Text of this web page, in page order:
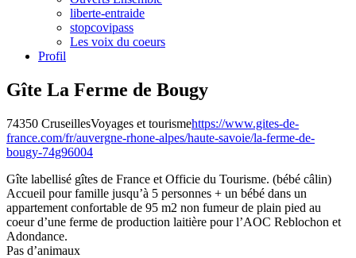
liberte-entraide
stopcovipass
Les voix du coeurs
Profil
Gîte La Ferme de Bougy
74350 CruseillesVoyages et tourismehttps://www.gites-de-
france.com/fr/auvergne-rhone-alpes/haute-savoie/la-ferme-de-
bougy-74g96004
Gîte labellisé gîtes de France et Officie du Tourisme. (bébé câlin)
Accueil pour famille jusqu’à 5 personnes + un bébé dans un
appartement confortable de 95 m2 non fumeur de plain pied au
coeur d’une ferme de production laitière pour l’AOC Reblochon et
Adondance.
Pas d’animaux